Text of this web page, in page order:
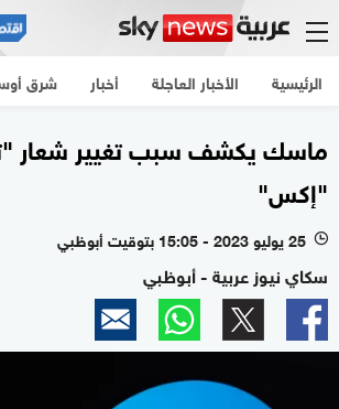
الرئيسية الأخبار العاجلة أخبار شرق
ماسك يكشف سبب تغيير شعار
"إكس"
l 25 يوليو 2023 - 15:05 بتوقيت أبوظبي
سكاي نيوز عربية - أبوظبي